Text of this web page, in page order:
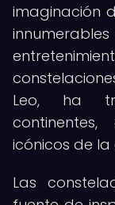
imaginación
Leo, ha
continentes,
icónicos de
Las